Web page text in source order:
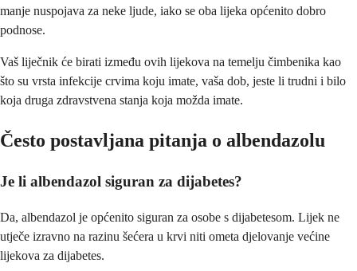
manje nuspojava za neke ljude, iako se oba lijeka općenito dobro
podnose.
Vaš liječnik će birati između ovih lijekova na temelju čimbenika kao
što su vrsta infekcije crvima koju imate, vaša dob, jeste li trudni i bilo
koja druga zdravstvena stanja koja možda imate.
Često postavljana pitanja o albendazolu
Je li albendazol siguran za dijabetes?
Da, albendazol je općenito siguran za osobe s dijabetesom. Lijek ne
utječe izravno na razinu šećera u krvi niti ometa djelovanje većine
lijekova za dijabetes.